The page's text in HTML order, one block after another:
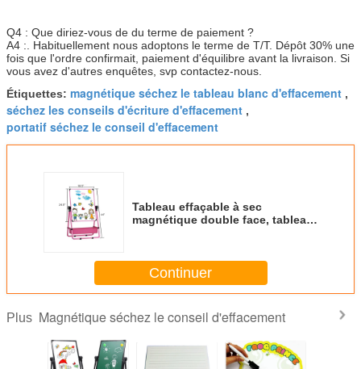
Q4 : Que diriez-vous de du terme de paiement ?
A4 :. Habituellement nous adoptons le terme de T/T. Dépôt 30% une
fois que l'ordre confirmait, paiement d'équilibre avant la livraison. Si
vous avez d'autres enquêtes, svp contactez-nous.
Étiquettes: magnétique séchez le tableau blanc d'effacement ,
séchez les conseils d'écriture d'effacement ,
portatif séchez le conseil d'effacement
Tableau effaçable à sec
magnétique double face, tableau
enfants, chevalet d'art
Continuer
Plus Magnétique séchez le conseil d'effacement